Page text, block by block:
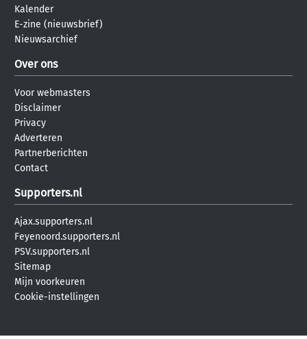
Kalender
E-zine (nieuwsbrief)
Nieuwsarchief
Over ons
Voor webmasters
Disclaimer
Privacy
Adverteren
Partnerberichten
Contact
Supporters.nl
Ajax.supporters.nl
Feyenoord.supporters.nl
PSV.supporters.nl
Sitemap
Mijn voorkeuren
Cookie-instellingen